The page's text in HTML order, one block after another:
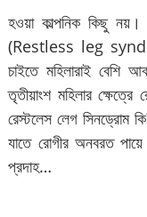
হওয়া কাল্পনিক কিছু
(Restless leg
চাইতে মহিলারাই
তৃতীয়াংশ মহিলার
রেস্টলেস লেগ সিনড্রোম
যাতে রোগীর অনবরত
প্রদাহ…